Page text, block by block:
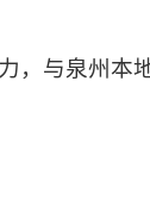
，与泉州本